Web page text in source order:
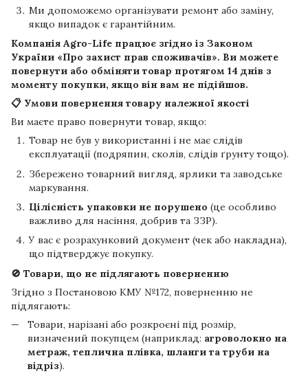
Ми допоможемо організувати ремонт або заміну,
якщо випадок є гарантійним.
Компанія Agro-Life працює згідно із Законом
України «Про захист прав споживачів». Ви можете
повернути або обміняти товар протягом 14 днів з
моменту покупки, якщо він вам не підійшов.
📋 Умови повернення товару належної якості
Ви маєте право повернути товар, якщо:
Товар не був у використанні і не має слідів
експлуатації (подряпин, сколів, слідів ґрунту тощо).
Збережено товарний вигляд, ярлики та заводське
маркування.
Цілісність упаковки не порушено (це особливо
важливо для насіння, добрив та ЗЗР).
У вас є розрахунковий документ (чек або накладна),
що підтверджує покупку.
🚫 Товари, що не підлягають поверненню
Згідно з Постановою КМУ №172, поверненню не
підлягають:
Товари, нарізані або розкроєні під розмір,
визначений покупцем (наприклад: агроволокно на
метраж, теплична плівка, шланги та труби на
відріз).